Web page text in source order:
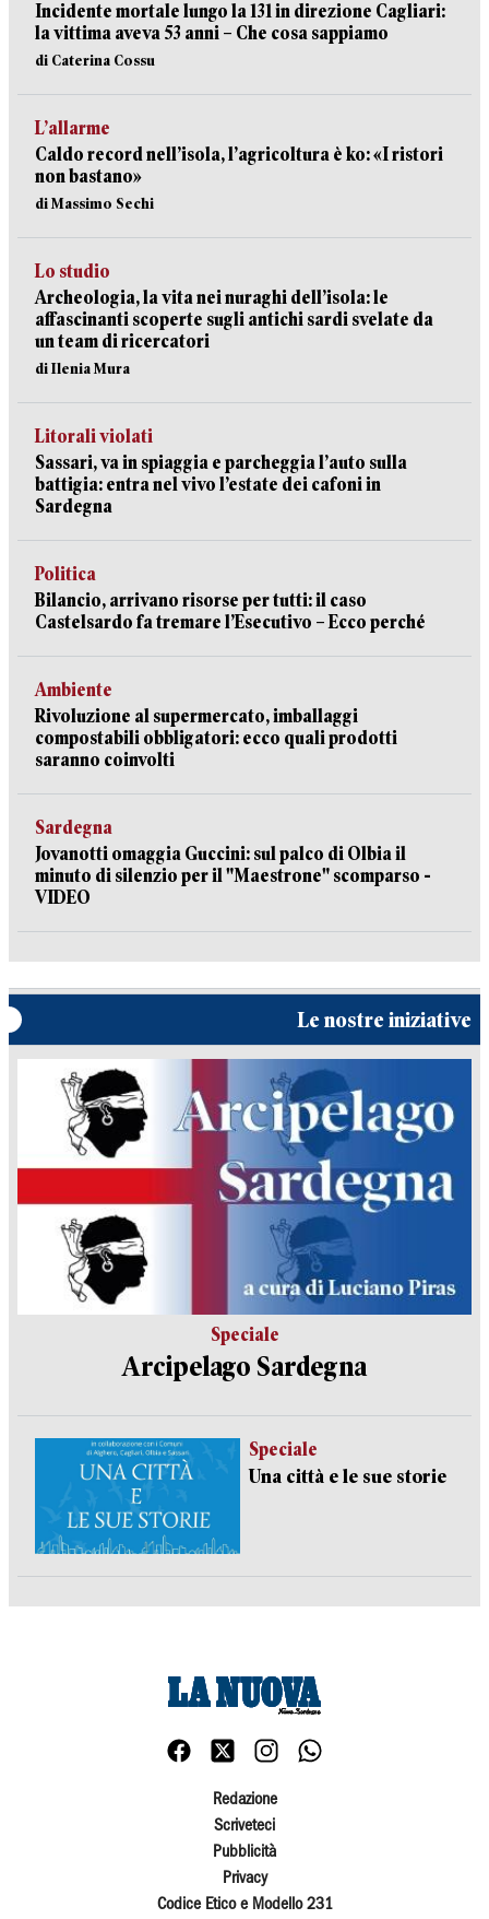
Incidente mortale lungo la 131 in direzione Cagliari:
la vittima aveva 53 anni – Che cosa sappiamo
di Caterina Cossu
L’allarme
Caldo record nell’isola, l’agricoltura è ko: «I ristori
non bastano»
di Massimo Sechi
Lo studio
Archeologia, la vita nei nuraghi dell’isola: le
affascinanti scoperte sugli antichi sardi svelate da
un team di ricercatori
di Ilenia Mura
Litorali violati
Sassari, va in spiaggia e parcheggia l’auto sulla
battigia: entra nel vivo l’estate dei cafoni in
Sardegna
Politica
Bilancio, arrivano risorse per tutti: il caso
Castelsardo fa tremare l’Esecutivo – Ecco perché
Ambiente
Rivoluzione al supermercato, imballaggi
compostabili obbligatori: ecco quali prodotti
saranno coinvolti
Sardegna
Jovanotti omaggia Guccini: sul palco di Olbia il
minuto di silenzio per il "Maestrone" scomparso -
VIDEO
Le nostre iniziative
Speciale
Arcipelago Sardegna
Speciale
Una città e le sue storie
Redazione
Scriveteci
Pubblicità
Privacy
Codice Etico e Modello 231